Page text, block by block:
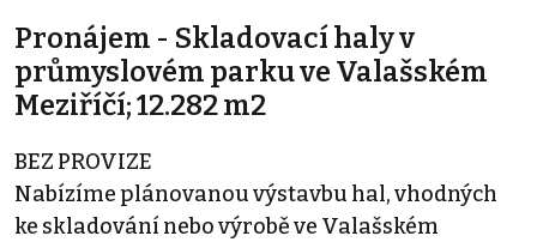
Pronájem - Skladovací haly v
průmyslovém parku ve Valašském
Meziříčí; 12.282 m2
BEZ PROVIZE
Nabízíme plánovanou výstavbu hal, vhodných
ke skladování nebo výrobě ve Valašském